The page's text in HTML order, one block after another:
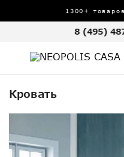
1300+
8 (495)
Кровать